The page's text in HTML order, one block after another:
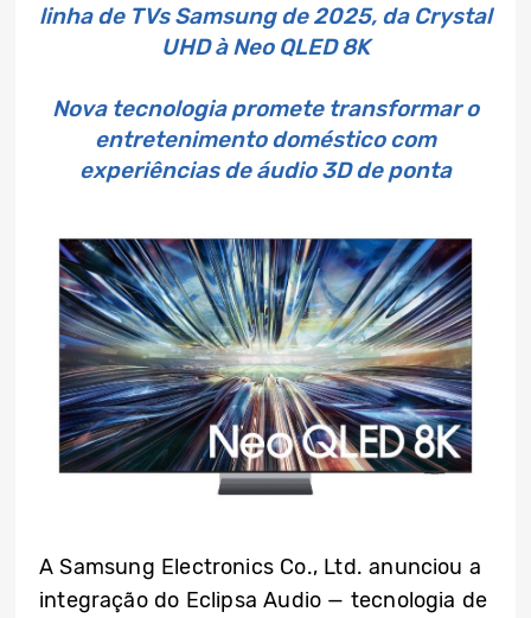
linha de TVs Samsung de 2025, da Crystal
UHD à Neo QLED 8K
Nova tecnologia promete transformar o
entretenimento doméstico com
experiências de áudio 3D de ponta
A Samsung Electronics Co., Ltd. anunciou a
integração do Eclipsa Audio — tecnologia de